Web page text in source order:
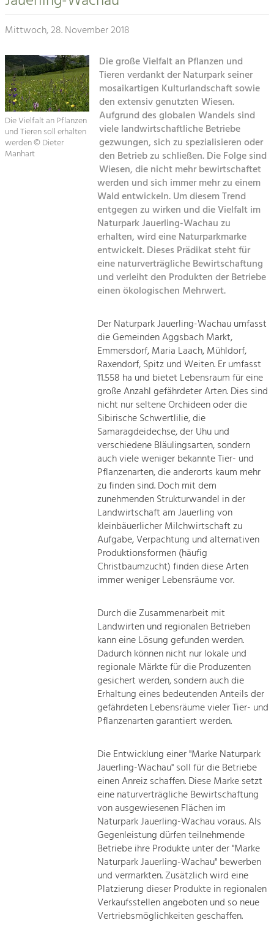
Kirchen am Fluss
Suche
Impressum
Kontakt
Tourismus
Kunst & Kultur
Handwerk, Wissenschaft und Forschung.
Soziales, Bildung &
Identität
Gleichberechtigung, Jugend und
Mobilität & Energie
Klimawandel, öffentlicher Verkehr und
erneuerbare Energie
Steigerung regionaler Wertschöpfung
Mittwoch, 28. November 2018
Die Vielfalt an Pflanzen
und Tieren soll erhalten
werden © Dieter
Manhart
Die große Vielfalt an Pflanzen und
Tieren verdankt der Naturpark seiner
mosaikartigen Kulturlandschaft sowie
den extensiv genutzten Wiesen.
Aufgrund des globalen Wandels sind
viele landwirtschaftliche Betriebe
gezwungen, sich zu spezialisieren oder
den Betrieb zu schließen. Die Folge sind
Wiesen, die nicht mehr bewirtschaftet
werden und sich immer mehr zu einem
Wald entwickeln. Um diesem Trend
entgegen zu wirken und die Vielfalt im
Naturpark Jauerling-Wachau zu
erhalten, wird eine Naturparkmarke
entwickelt. Dieses Prädikat steht für
eine naturverträgliche Bewirtschaftung
und verleiht den Produkten der Betriebe
einen ökologischen Mehrwert.
Der Naturpark Jauerling-Wachau umfasst
die Gemeinden Aggsbach Markt,
Emmersdorf, Maria Laach, Mühldorf,
Raxendorf, Spitz und Weiten. Er umfasst
11.558 ha und bietet Lebensraum für eine
große Anzahl gefährdeter Arten. Dies sind
nicht nur seltene Orchideen oder die
Sibirische Schwertlilie, die
Samaragdeidechse, der Uhu und
verschiedene Bläulingsarten, sondern
auch viele weniger bekannte Tier- und
Pflanzenarten, die anderorts kaum mehr
zu finden sind. Doch mit dem
zunehmenden Strukturwandel in der
Landwirtschaft am Jauerling von
kleinbäuerlicher Milchwirtschaft zu
Aufgabe, Verpachtung und alternativen
Produktionsformen (häufig
Christbaumzucht) finden diese Arten
immer weniger Lebensräume vor.
Durch die Zusammenarbeit mit
Landwirten und regionalen Betrieben
kann eine Lösung gefunden werden.
Dadurch können nicht nur lokale und
regionale Märkte für die Produzenten
gesichert werden, sondern auch die
Erhaltung eines bedeutenden Anteils der
gefährdeten Lebensräume vieler Tier- und
Pflanzenarten garantiert werden.
Die Entwicklung einer "Marke Naturpark
Jauerling-Wachau" soll für die Betriebe
einen Anreiz schaffen. Diese Marke setzt
eine naturverträgliche Bewirtschaftung
von ausgewiesenen Flächen im
Naturpark Jauerling-Wachau voraus. Als
Gegenleistung dürfen teilnehmende
Betriebe ihre Produkte unter der "Marke
Naturpark Jauerling-Wachau" bewerben
und vermarkten. Zusätzlich wird eine
Platzierung dieser Produkte in regionalen
Verkaufsstellen angeboten und so neue
Vertriebsmöglichkeiten geschaffen.